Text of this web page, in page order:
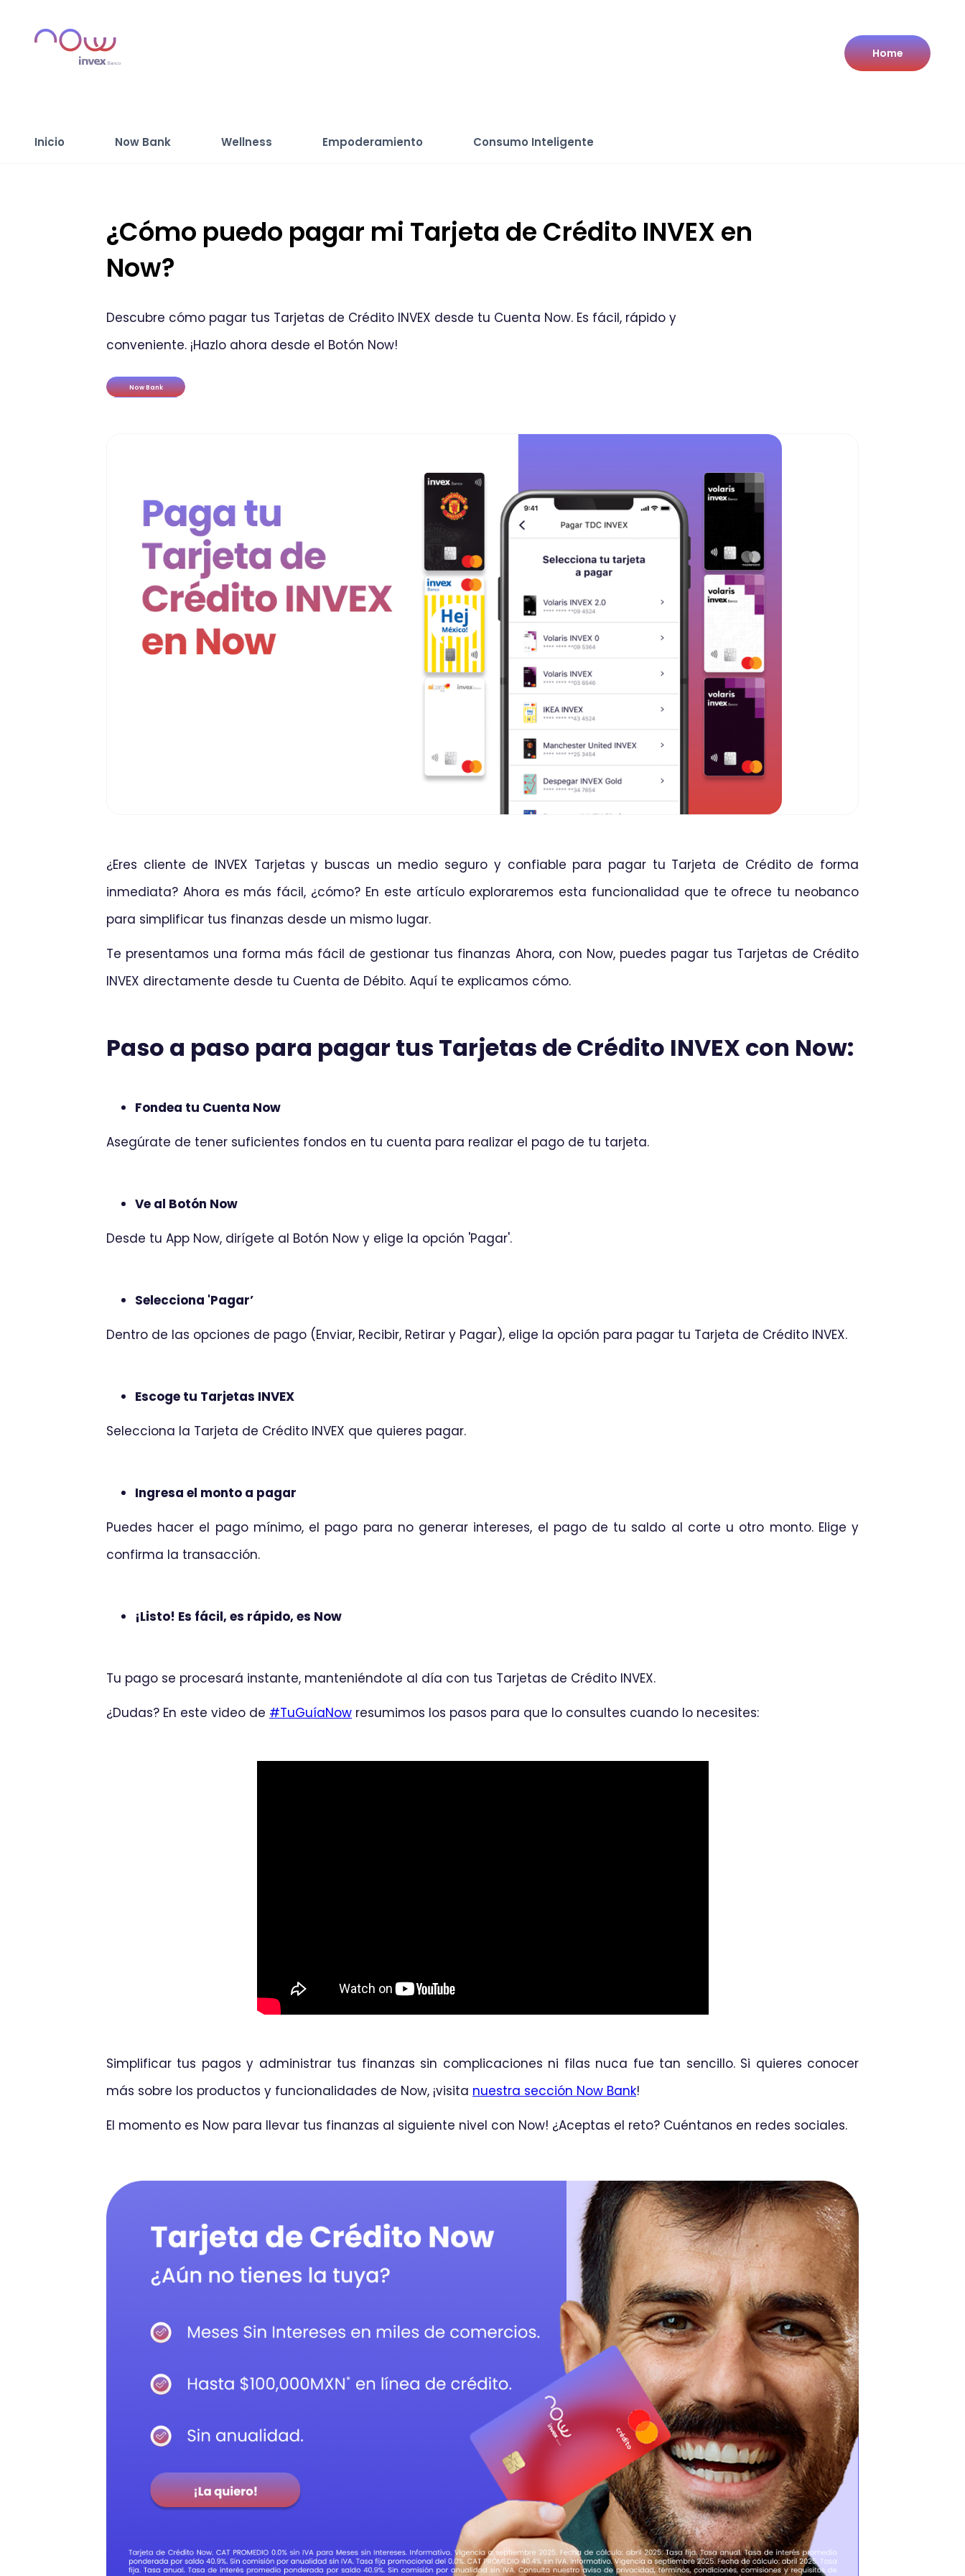
Home
Inicio Now Bank Wellness Empoderamiento Consumo Inteligente
¿Cómo puedo pagar mi Tarjeta de Crédito INVEX en
Now?
Descubre cómo pagar tus Tarjetas de Crédito INVEX desde tu Cuenta Now. Es fácil, rápido y
conveniente. ¡Hazlo ahora desde el Botón Now!
Now Bank
¿Eres cliente de INVEX Tarjetas y buscas un medio seguro y confiable para pagar tu Tarjeta de Crédito de forma
inmediata? Ahora es más fácil, ¿cómo? En este artículo exploraremos esta funcionalidad que te ofrece tu neobanco
para simplificar tus finanzas desde un mismo lugar.
Te presentamos una forma más fácil de gestionar tus finanzas Ahora, con Now, puedes pagar tus Tarjetas de Crédito
INVEX directamente desde tu Cuenta de Débito. Aquí te explicamos cómo.
Paso a paso para pagar tus Tarjetas de Crédito INVEX con Now:
Fondea tu Cuenta Now
Asegúrate de tener suficientes fondos en tu cuenta para realizar el pago de tu tarjeta.
Ve al Botón Now
Desde tu App Now, dirígete al Botón Now y elige la opción 'Pagar'.
Selecciona 'Pagar’
Dentro de las opciones de pago (Enviar, Recibir, Retirar y Pagar), elige la opción para pagar tu Tarjeta de Crédito INVEX.
Escoge tu Tarjetas INVEX
Selecciona la Tarjeta de Crédito INVEX que quieres pagar.
Ingresa el monto a pagar
Puedes hacer el pago mínimo, el pago para no generar intereses, el pago de tu saldo al corte u otro monto. Elige y
confirma la transacción.
¡Listo! Es fácil, es rápido, es Now
Tu pago se procesará instante, manteniéndote al día con tus Tarjetas de Crédito INVEX.
¿Dudas? En este video de #TuGuíaNow resumimos los pasos para que lo consultes cuando lo necesites:
Simplificar tus pagos y administrar tus finanzas sin complicaciones ni filas nuca fue tan sencillo. Si quieres conocer
más sobre los productos y funcionalidades de Now, ¡visita nuestra sección Now Bank!
El momento es Now para llevar tus finanzas al siguiente nivel con Now! ¿Aceptas el reto? Cuéntanos en redes sociales.